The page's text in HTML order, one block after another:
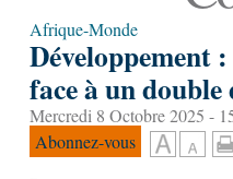
Afrique-Monde
Développement
face à un double
Mercredi 8 Octobre 2025 -
Abonnez-vous